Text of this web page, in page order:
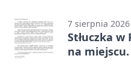
7 sierpnia 2026
Stłuczka
na